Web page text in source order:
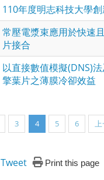
110年度明志科技大學
常壓電漿束應用於快速
片接合
以直接數值模擬(DNS)
擎葉片之薄膜冷卻效益
3 4 5 6
Tweet Print this page